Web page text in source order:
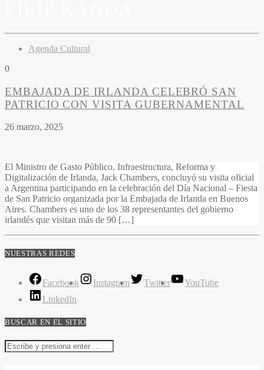
Agenda Cultural
0
EMBAJADA DE IRLANDA CELEBRÓ SAN
PATRICIO CON VISITA GUBERNAMENTAL
26 marzo, 2025
El Ministro de Gasto Público, Infraestructura, Reforma y
Digitalización de Irlanda, Jack Chambers, concluyó su visita oficial
a Argentina participando en la celebración del Día Nacional – Fiesta
de San Patricio organizada por la Embajada de Irlanda en Buenos
Aires. Chambers es uno de los 38 representantes del gobierno
irlandés que visitan más de 90 […]
NUESTRAS REDES
Facebook Instagram Twitter
YouTube
LinkedIn
BUSCAR EN EL SITIO